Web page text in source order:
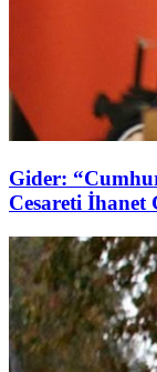
Gider:
Cesareti İhanet